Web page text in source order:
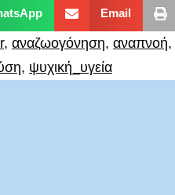
Email
, αναζωογόνηση, αναπνοή,
, ψυχική_υγεία